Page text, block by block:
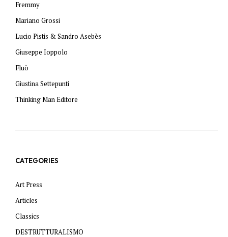
Fremmy
Mariano Grossi
Lucio Pistis & Sandro Asebès
Giuseppe Ioppolo
Fluò
Giustina Settepunti
Thinking Man Editore
CATEGORIES
Art Press
Articles
Classics
DESTRUTTURALISMO